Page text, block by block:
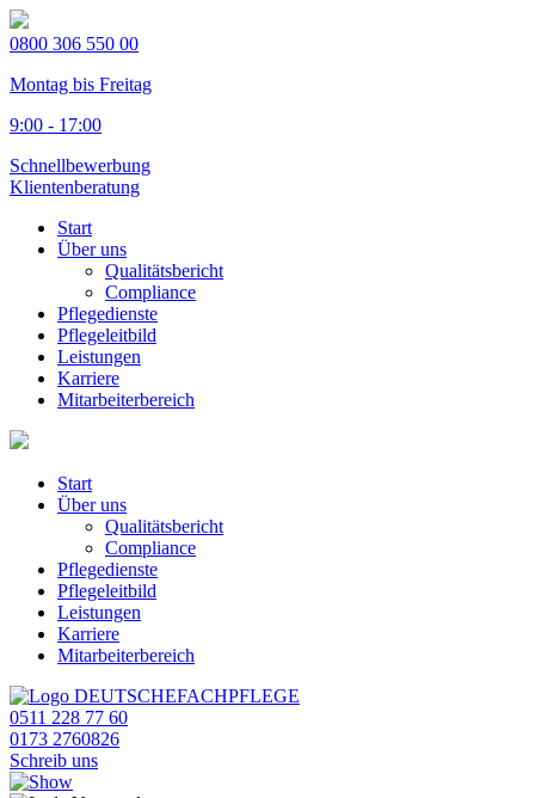
0800 306 550 00
Montag bis Freitag
9:00 - 17:00
Schnellbewerbung
Klientenberatung
Start
Über uns
Qualitätsbericht
Compliance
Pflegedienste
Pflegeleitbild
Leistungen
Karriere
Mitarbeiterbereich
Start
Über uns
Qualitätsbericht
Compliance
Pflegedienste
Pflegeleitbild
Leistungen
Karriere
Mitarbeiterbereich
0511 228 77 60
0173 2760826
Schreib uns